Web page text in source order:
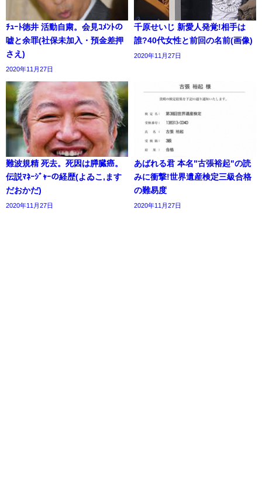
ﾁｭｰﾄ徳井 活動自粛。会見ｺﾒﾝﾄの
嘘と余罪(社保未加入・預金差押
さえ)
2020年11月27日
千原せいじ 新愛人発覚!相手は
誰?40代女性と前回の名前(画像)
2020年11月27日
難波規精 死去。死因は膵臓癌。
伝説ﾏﾈｰｼﾞｬｰの経歴(よゐこ,ます
だおかだ)
2020年11月27日
あばれる君 本名"古張裕起"の読
みに衝撃!世界遺産検定三級合格
の難易度
2020年11月27日